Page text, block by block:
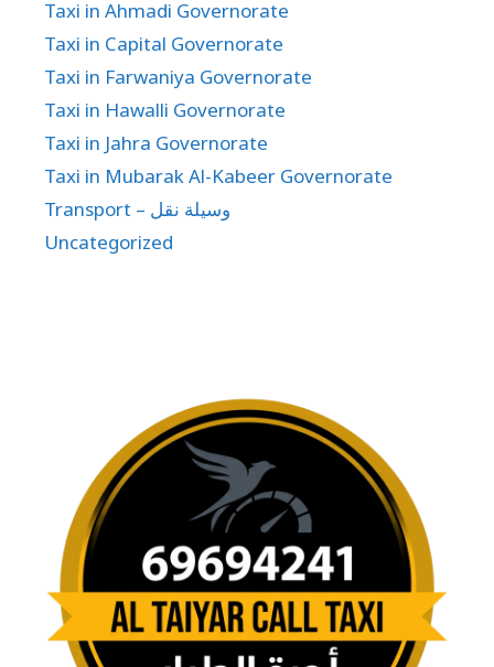
Taxi in Ahmadi Governorate
Taxi in Capital Governorate
Taxi in Farwaniya Governorate
Taxi in Hawalli Governorate
Taxi in Jahra Governorate
Taxi in Mubarak Al-Kabeer Governorate
Transport – وسيلة نقل
Uncategorized